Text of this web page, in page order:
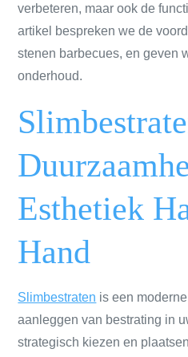
verbeteren, maar ook de
artikel bespreken we de
stenen barbecues, en geven
onderhoud.
Esthetiek
Hand
Slimbestraten is een
aanleggen van bestrating in
strategisch kiezen en